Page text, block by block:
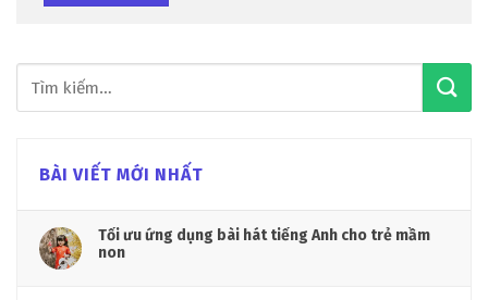
BÀI VIẾT MỚI NHẤT
Tối ưu ứng dụng bài hát tiếng Anh cho trẻ mầm
non